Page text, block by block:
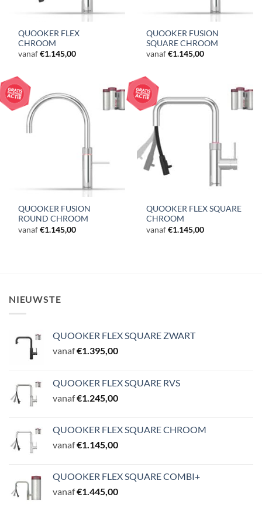
QUOOKER FLEX
CHROOM
vanaf€1.145,00
QUOOKER FUSION
SQUARE CHROOM
vanaf€1.145,00
QUOOKER FUSION
ROUND CHROOM
vanaf€1.145,00
QUOOKER FLEX SQUARE
CHROOM
vanaf€1.145,00
NIEUWSTE
QUOOKER FLEX SQUARE ZWART
vanaf€1.395,00
QUOOKER FLEX SQUARE RVS
vanaf€1.245,00
QUOOKER FLEX SQUARE CHROOM
vanaf€1.145,00
QUOOKER FLEX SQUARE COMBI+
vanaf€1.445,00